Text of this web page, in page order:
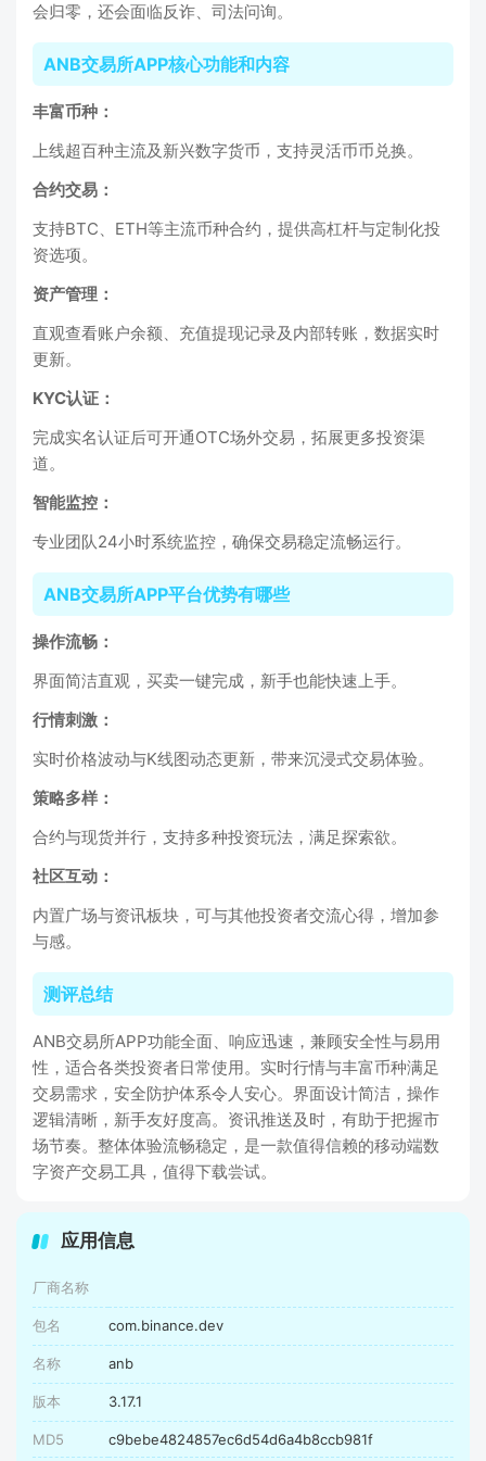
会归零，还会面临反诈、司法问询。
ANB交易所APP核心功能和内容
丰富币种：
上线超百种主流及新兴数字货币，支持灵活币币兑换。
合约交易：
支持BTC、ETH等主流币种合约，提供高杠杆与定制化投
资选项。
资产管理：
直观查看账户余额、充值提现记录及内部转账，数据实时
更新。
KYC认证：
完成实名认证后可开通OTC场外交易，拓展更多投资渠
道。
智能监控：
专业团队24小时系统监控，确保交易稳定流畅运行。
ANB交易所APP平台优势有哪些
操作流畅：
界面简洁直观，买卖一键完成，新手也能快速上手。
行情刺激：
实时价格波动与K线图动态更新，带来沉浸式交易体验。
策略多样：
合约与现货并行，支持多种投资玩法，满足探索欲。
社区互动：
内置广场与资讯板块，可与其他投资者交流心得，增加参
与感。
测评总结
ANB交易所APP功能全面、响应迅速，兼顾安全性与易用
性，适合各类投资者日常使用。实时行情与丰富币种满足
交易需求，安全防护体系令人安心。界面设计简洁，操作
逻辑清晰，新手友好度高。资讯推送及时，有助于把握市
场节奏。整体体验流畅稳定，是一款值得信赖的移动端数
字资产交易工具，值得下载尝试。
应用信息
厂商名称
包名 com.binance.dev
名称 anb
版本 3.17.1
MD5 c9bebe4824857ec6d54d6a4b8ccb981f